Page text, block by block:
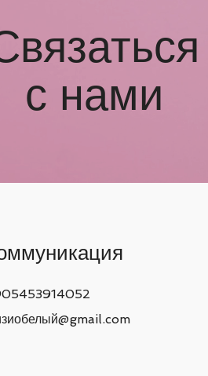
с нами